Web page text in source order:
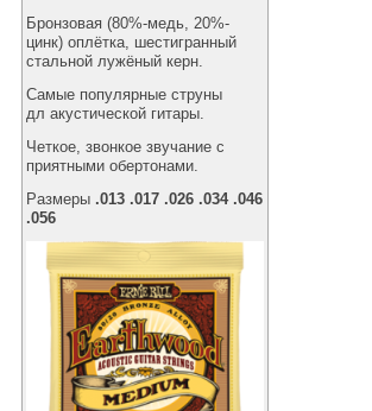
Бронзовая (80%-медь, 20%-
цинк) оплётка, шестигранный
стальной лужёный керн.
Самые популярные струны
дл акустической гитары.
Четкое, звонкое звучание с
приятными обертонами.
Размеры .013 .017 .026 .034 .046
.056